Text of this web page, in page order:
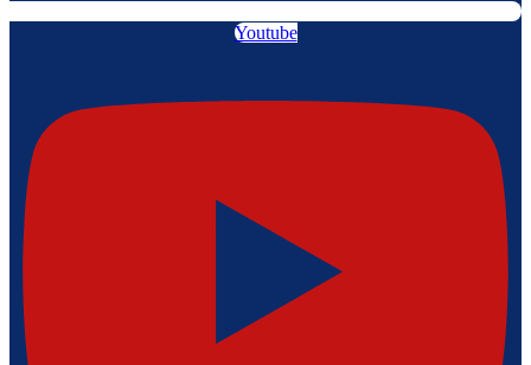
Youtube